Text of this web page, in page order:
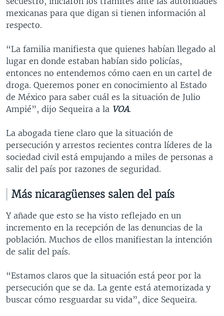
mexicanas para que digan si tienen información al
respecto.
“La familia manifiesta que quienes habían llegado al
lugar en donde estaban habían sido policías,
entonces no entendemos cómo caen en un cartel de
droga. Queremos poner en conocimiento al Estado
de México para saber cuál es la situación de Julio
Ampié”, dijo Sequeira a la VOA.
La abogada tiene claro que la situación de
persecución y arrestos recientes contra líderes de la
sociedad civil está empujando a miles de personas a
salir del país por razones de seguridad.
Más nicaragüenses salen del país
Y añade que esto se ha visto reflejado en un
incremento en la recepción de las denuncias de la
población. Muchos de ellos manifiestan la intención
de salir del país.
“Estamos claros que la situación está peor por la
persecución que se da. La gente está atemorizada y
buscar cómo resguardar su vida”, dice Sequeira.